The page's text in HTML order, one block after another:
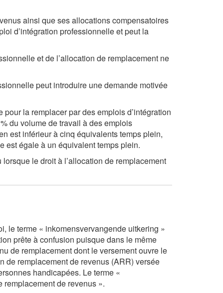
ainsi que ses allocations compensatoires
d’intégration professionnelle et peut la
et de l’allocation de remplacement ne
peut introduire une demande motivée
pour la remplacer par des emplois d’intégration
du volume de travail à des emplois
est inférieur à cinq équivalents temps plein,
est égale à un équivalent temps plein.
le droit à l’allocation de remplacement
le terme « inkomensvervangende uitkering »
prête à confusion puisque dans le même
de remplacement dont le versement ouvre le
de remplacement de revenus (ARR) versée
handicapées. Le terme «
remplacement de revenus ».